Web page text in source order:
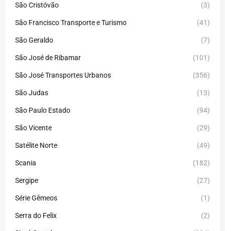
São Cristóvão (3)
São Francisco Transporte e Turismo (41)
São Geraldo (7)
São José de Ribamar (101)
São José Transportes Urbanos (356)
São Judas (13)
São Paulo Estado (94)
São Vicente (29)
Satélite Norte (49)
Scania (182)
Sergipe (27)
Série Gêmeos (1)
Serra do Felix (2)